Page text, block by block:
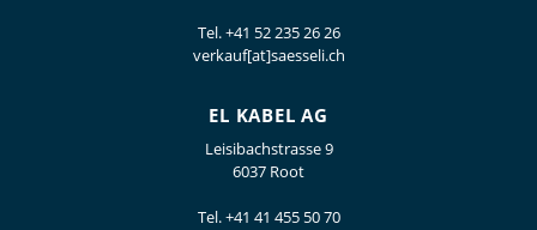
Tel.+41 52 235 26 26
verkauf[at]saesseli.ch
EL KABEL AG
Leisibachstrasse 9
6037 Root
Tel.+41 41 455 50 70